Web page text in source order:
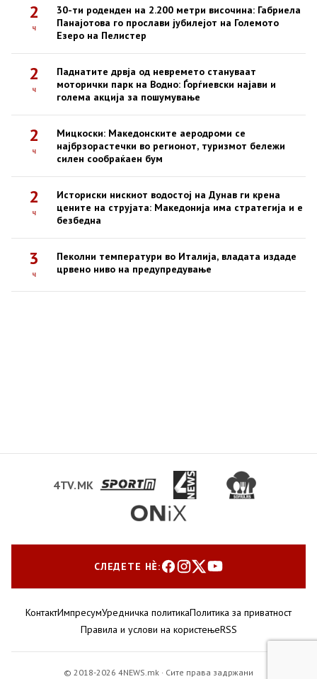
2
ч
30-ти роденден на 2.200 метри височина: Габриела
Панајотова го прослави јубилејот на Големото
Езеро на Пелистер
2
ч
Паднатите дрвја од невремето стануваат
моторички парк на Водно: Ѓорѓиевски најави и
голема акција за пошумување
2
ч
Мицкоски: Македонските аеродроми се
најбрзорастечки во регионот, туризмот бележи
силен сообраќаен бум
2
ч
Историски нискиот водостој на Дунав ги крена
цените на струјата: Македонија има стратегија и е
безбедна
3
ч
Пеколни температури во Италија, владата издаде
црвено ниво на предупредување
4TV.MK
СЛЕДЕТЕ НЀ:
КонтактИмпресумУредничка политикаПолитика за приватност
Правила и услови на користењеRSS
© 2018-2026 4NEWS.mk · Сите права задржани